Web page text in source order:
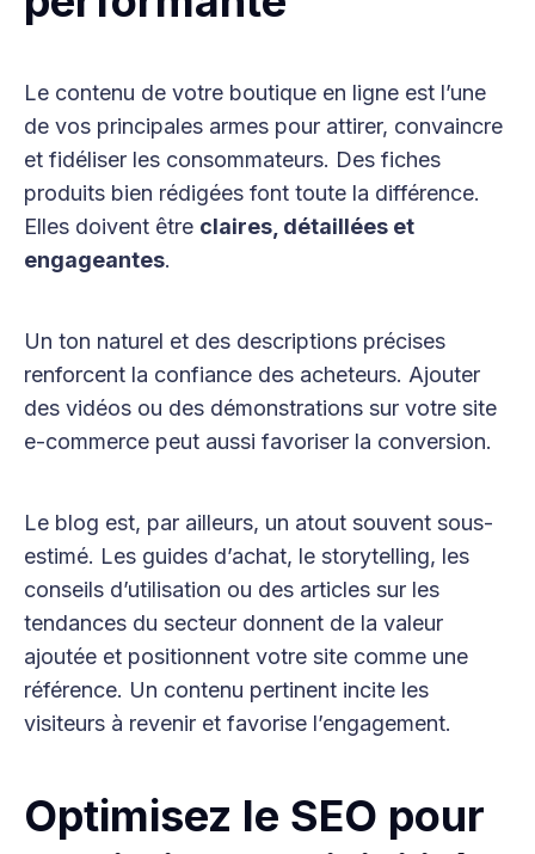
Le contenu de votre boutique en ligne est l’une
de vos principales armes pour attirer, convaincre
et fidéliser les consommateurs. Des fiches
produits bien rédigées font toute la différence.
Elles doivent être claires, détaillées et
engageantes.
Un ton naturel et des descriptions précises
renforcent la confiance des acheteurs. Ajouter
des vidéos ou des démonstrations sur votre site
e-commerce peut aussi favoriser la conversion.
Le blog est, par ailleurs, un atout souvent sous-
estimé. Les guides d’achat, le storytelling, les
conseils d’utilisation ou des articles sur les
tendances du secteur donnent de la valeur
ajoutée et positionnent votre site comme une
référence. Un contenu pertinent incite les
visiteurs à revenir et favorise l’engagement.
Optimisez le SEO pour